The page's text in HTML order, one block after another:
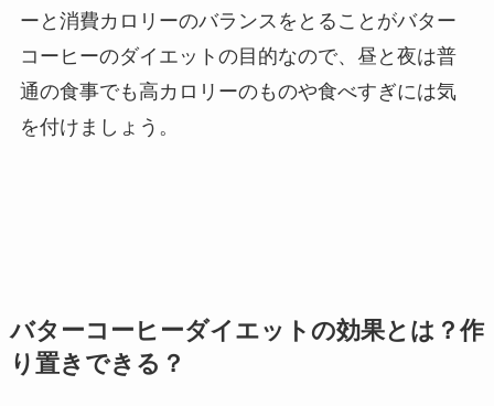
ーと消費カロリーのバランスをとることがバター
コーヒーのダイエットの目的なので、昼と夜は普
通の食事でも高カロリーのものや食べすぎには気
を付けましょう。
バターコーヒーダイエットの効果とは？作
り置きできる？